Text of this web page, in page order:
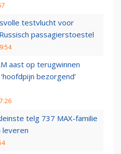
testvlucht voor
passagierstoestel
aast op terugwinnen
bezorgend’
telg 737 MAX-familie
leveren